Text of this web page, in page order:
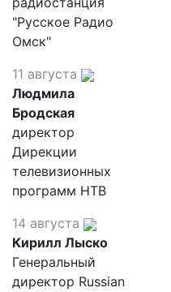
"Русское Радио
Омск"
11 августа
Людмила
Бродская
директор
Дирекции
телевизионных
программ НТВ
14 августа
Кирилл Лыско
Генеральный
директор Russian